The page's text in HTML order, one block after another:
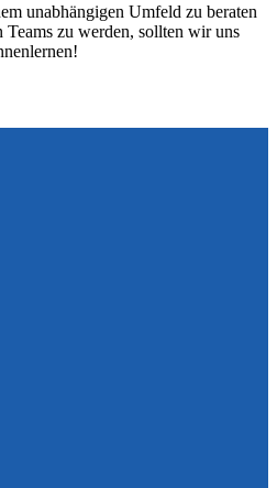
unabhängigen Umfeld zu beraten
Teams zu werden, sollten wir uns